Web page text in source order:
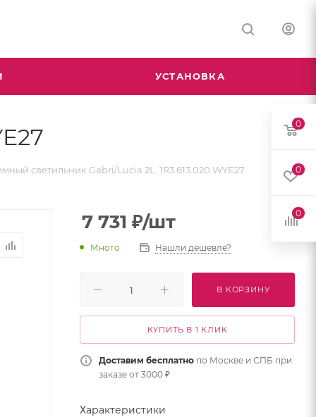
УСТАНОВКА
светильник Gabri/Lucia 2L. 1R3.613.020.WYE27
7 731 ₽/шт
Много Нашли дешевле?
В КОРЗИНУ
КУПИТЬ В 1 КЛИК
Доставим бесплатно по Москве и СПБ при
заказе от 3000 ₽
Характеристики
0
0
0